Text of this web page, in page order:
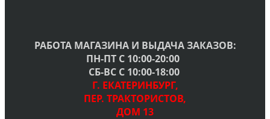
РАБОТА МАГАЗИНА И ВЫДАЧА ЗАКАЗОВ:
ПН-ПТ С 10:00-20:00
СБ-ВС С 10:00-18:00
Г. ЕКАТЕРИНБУРГ,
ПЕР. ТРАКТОРИСТОВ,
ДОМ 13